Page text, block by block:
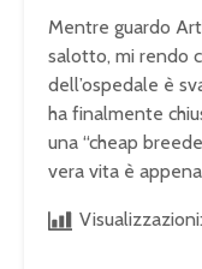
Mentre guardo
salotto, mi rendo
dell’ospedale è
ha finalmente
una “cheap
vera vita è
Visualizzazioni: